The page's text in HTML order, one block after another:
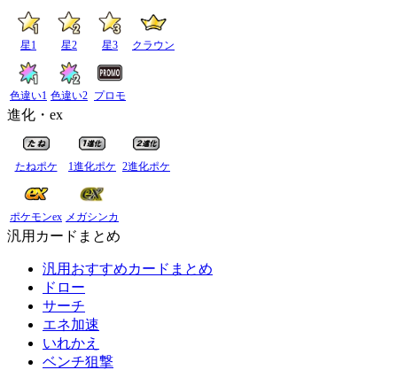
星1 星2 星3 クラウン
色違い1 色違い2 プロモ
進化・ex
たねポケ 1進化ポケ 2進化ポケ
ポケモンex メガシンカ
汎用カードまとめ
汎用おすすめカードまとめ
ドロー
サーチ
エネ加速
いれかえ
ベンチ狙撃